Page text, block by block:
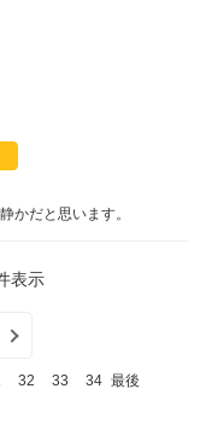
かだと思います。
表示
32 33 34 最後